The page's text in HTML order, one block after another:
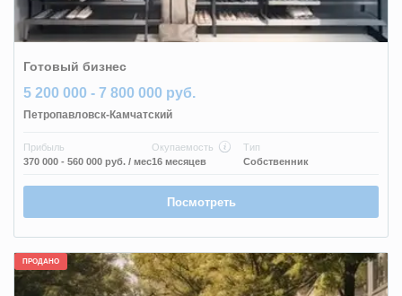
Готовый бизнес
5 200 000 - 7 800 000 руб.
Петропавловск-Камчатский
Прибыль
370 000 - 560 000 руб. / мес
Окупаемость
16 месяцев
Тип
Собственник
Посмотреть
ПРОДАНО